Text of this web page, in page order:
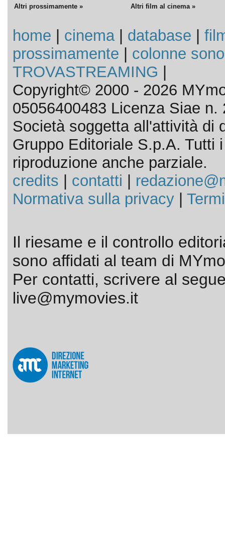
Altri prossimamente » Altri film al cinema »
home cinema| database
prossimamente
colonne
TROVASTREAMING
Copyright© 2000 - 2026
05056400483 Licenza Siae n.
Società soggetta all'attività di
Gruppo Editoriale S.p.A. Tutti
riproduzione anche parziale.
credits
contatti
Normativa sulla privacy|
Il riesame e il controllo
sono affidati al team di
Per contatti, scrivere al
live@mymovies.it